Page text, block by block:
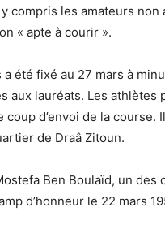
compris les amateurs non
« apte à courir ».
été fixé au 27 mars à
aux lauréats. Les athlètes
d’envoi de la course.
de Draâ Zitoun.
Ben Boulaïd, un des
d’honneur le 22 mars